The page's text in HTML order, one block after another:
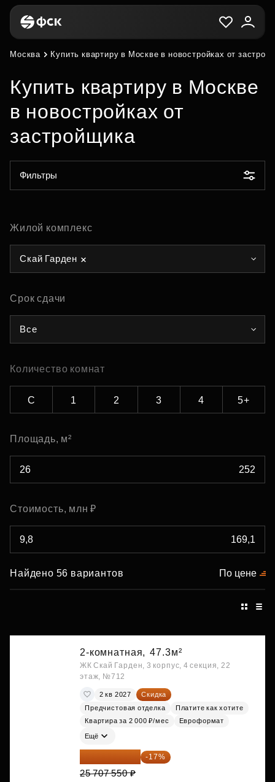
Москва Купить квартиру в Москве в новостройках от
Купить квартиру в Москве
в новостройках от
застройщика
Фильтры
Жилой комплекс
Скай Гарден
Срок сдачи
Все
Количество комнат
С 1 2 3 4 5+
Площадь, м²
Стоимость, млн ₽
Найдено 56 вариантов По цене
2-комнатная, 47.3м²
ЖК Скай Гарден, 3 корпус, 4 секция, 22
этаж, №712
2 кв 2027
Скидка
Предчистовая отделка
Платите как хотите
Квартира за 2 000 ₽/мес
Евроформат
Ещё
21 337 267 ₽ -17%
25 707 550 ₽